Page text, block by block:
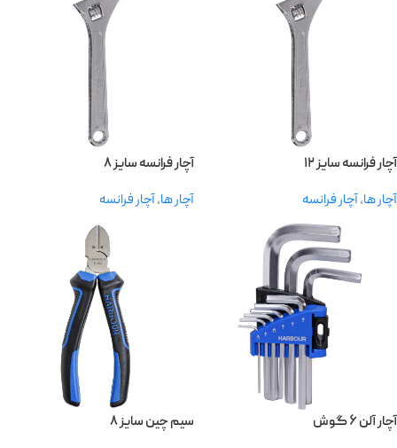
آچار فرانسه سایز ۱۲
آچار ها,آچار فرانسه
آچار فرانسه سایز ۸
آچار ها,آچار فرانسه
آچار آلن ۶ گوش
سیم چین سایز ۸